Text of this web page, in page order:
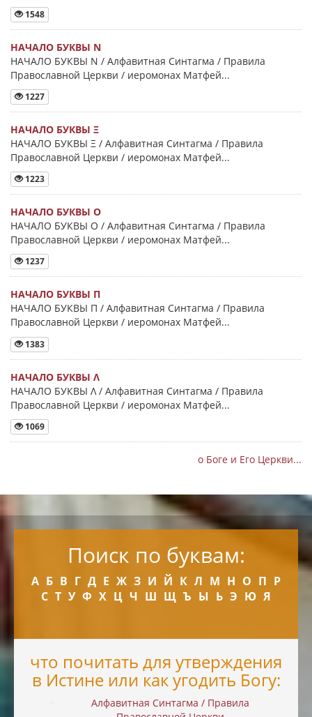
1548
НАЧАЛО БУКВЫ Ν
НАЧАЛО БУКВЫ Ν / Алфавитная Синтагма / Правила
Православной Церкви / иеромонах Матфей...
1227
НАЧАЛО БУКВЫ Ξ
НАЧАЛО БУКВЫ Ξ / Алфавитная Синтагма / Правила
Православной Церкви / иеромонах Матфей...
1223
НАЧАЛО БУКВЫ Ο
НАЧАЛО БУКВЫ Ο / Алфавитная Синтагма / Правила
Православной Церкви / иеромонах Матфей...
1237
НАЧАЛО БУКВЫ Π
НАЧАЛО БУКВЫ Π / Алфавитная Синтагма / Правила
Православной Церкви / иеромонах Матфей...
1383
НАЧАЛО БУКВЫ Λ
НАЧАЛО БУКВЫ Λ / Алфавитная Синтагма / Правила
Православной Церкви / иеромонах Матфей...
1069
о Боге и Его Церкви...
Поиск по буквам:
А Б В Г Д Е Ж З И Й К Л М Н О П Р
С Т У Ф Х Ц Ч Ш Щ Ъ Ы Ь Э Ю Я
что почитать для утверждения
в Истине или как угодить Богу:
Алфавитная Синтагма / Правила